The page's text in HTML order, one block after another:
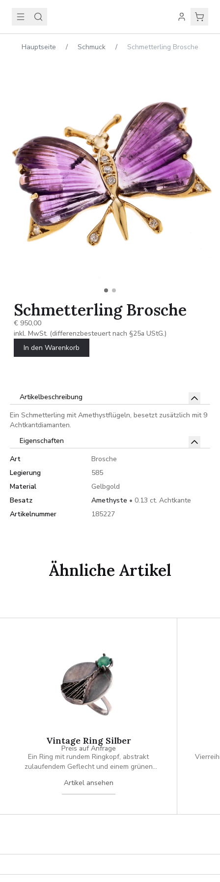
Hauptseite / Schmuck / Schmetterling Brosche
Schmetterling Brosche
€ 950,00
inkl. MwSt. (differenzbesteuert nach §25a UStG.)
In den Warenkorb
Artikelbeschreibung
Ein Schmetterling mit Amethystflügeln, besetzt zusätzlich mit 9
Achtkantdiamanten.
Eigenschaften
Art
Brosche
Legierung
585
Material
Gelbgold
Besatz
Amethyste • 0.13 ct. Achtkante
Artikelnummer
185227
Ähnliche Artikel
Vintage Ring Silber
Preis auf Anfrage
Ein Ring mit rundem Ringkopf, abstrakt
zulaufendem Geflecht und einem grünen
Artikel ansehen